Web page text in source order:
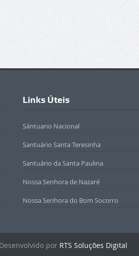
Links Úteis
Sántuario Nacional
Santuário Santa Teresinha
Santuário da Santa Paulina
Nossa Senhora de Nazaré
Nossa Senhora do Bom Socorro
por RTS Soluções Digital